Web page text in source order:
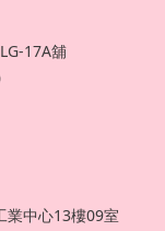
17A舖
業中心13樓09室